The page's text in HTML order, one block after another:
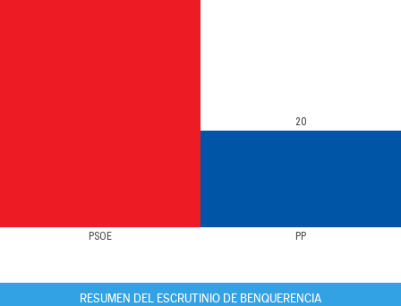
PSOE PP
20
RESUMEN DEL ESCRUTINIO DE BENQUERENCIA